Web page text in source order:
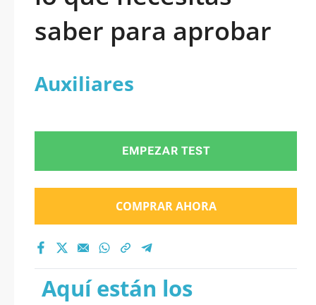
saber para aprobar
Auxiliares
EMPEZAR TEST
COMPRAR AHORA
Aquí están los